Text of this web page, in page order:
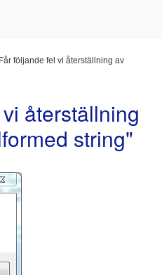
Får följande fel vi återställning av
återställning
string"